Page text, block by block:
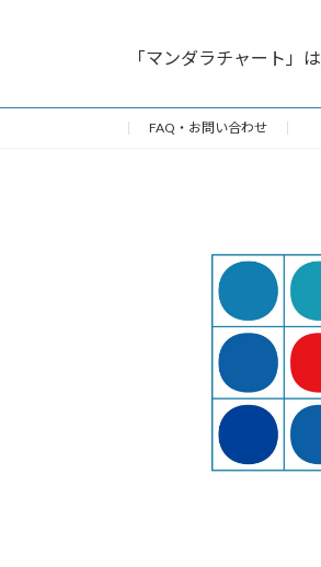
ー
「マンダラチャート」は
FAQ・お問い合わせ